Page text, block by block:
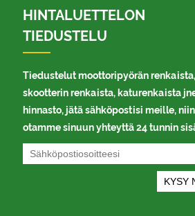
HINTALUETTELON
TIEDUSTELU
Tiedustelut moottoripyörän renkaista,
skootterin renkaista, katurenkaista
hinnasto, jätä sähköpostisi meille, niin
otamme sinuun yhteyttä 24 tunnin